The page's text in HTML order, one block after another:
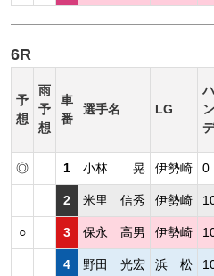
6R
予
想
雨
予
想
車
番
選手名 LG
ハ
ン
デ
◎ 1 小林 晃 伊勢崎 0
2 米里 信秀 伊勢崎
○ 3 保永 高男 伊勢崎
4 野田 光宏 浜 松